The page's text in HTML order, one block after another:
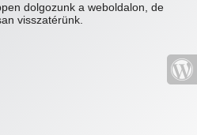
dolgozunk a weboldalon, de
visszatérünk.